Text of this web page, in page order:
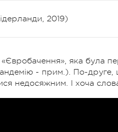
2019)
«Євробачення», яка була
- прим.). По-друге,
недосяжним. І хоча